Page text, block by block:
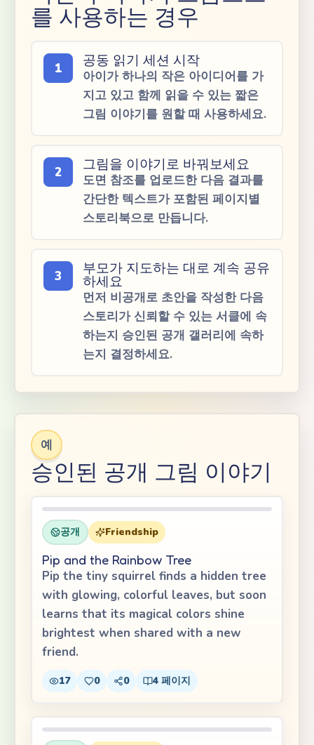
를 사용하는 경우
1
공동 읽기 세션 시작
아이가 하나의 작은 아이디어를 가
지고 있고 함께 읽을 수 있는 짧은
그림 이야기를 원할 때 사용하세요.
2
그림을 이야기로 바꿔보세요
도면 참조를 업로드한 다음 결과를
간단한 텍스트가 포함된 페이지별
스토리북으로 만듭니다.
3
부모가 지도하는 대로 계속 공유
하세요
먼저 비공개로 초안을 작성한 다음
스토리가 신뢰할 수 있는 서클에 속
하는지 승인된 공개 갤러리에 속하
는지 결정하세요.
예
승인된 공개 그림 이야기
공개 Friendship
Pip and the Rainbow Tree
Pip the tiny squirrel finds a hidden tree
with glowing, colorful leaves, but soon
learns that its magical colors shine
brightest when shared with a new
friend.
17 0 0 4 페이지